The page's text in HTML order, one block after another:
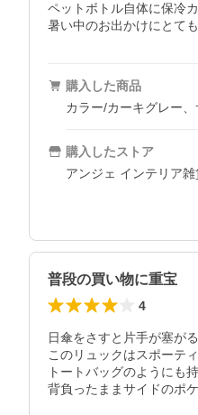
ペットボトル自体に保冷
購入した商品
カラー/カーキグレー
購入したストア
アンジェ インテリア雑
普段の買い物に重宝
4
日傘をさすと片手が塞が
このリュックはスポーテ
トートバッグのようにも
背負ったままサイドのポ